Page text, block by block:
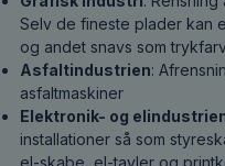
Selv de fineste plader kan
og andet snavs som
Asfaltindustrien:
asfaltmaskiner
Elektronik- og
installationer så som
el-skabe, el-tavler og